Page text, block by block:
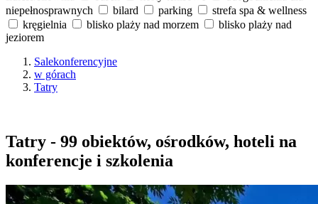
niepełnosprawnych
bilard parking
strefa spa & wellness
kręgielnia
blisko plaży nad morzem
blisko plaży nad
jeziorem
Salekonferencyjne
w górach
Tatry
Tatry - 99 obiektów, ośrodków, hoteli na
konferencje i szkolenia